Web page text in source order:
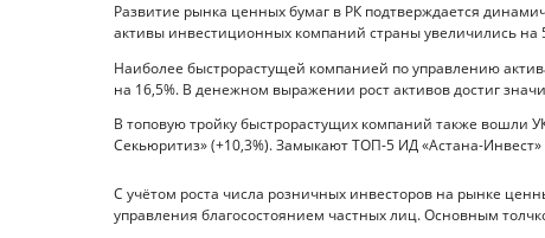
Развитие рынка ценных бумаг в РК подтверждается
активы инвестиционных компаний страны увеличились на
Наиболее быстрорастущей компанией по управлению
на 16,5%. В денежном выражении рост активов достиг
В топовую тройку быстрорастущих компаний также вошли
Секьюритиз» (+10,3%). Замыкают ТОП-5 ИД «Астана-
С учётом роста числа розничных инвесторов на рынке
управления благосостоянием частных лиц. Основным